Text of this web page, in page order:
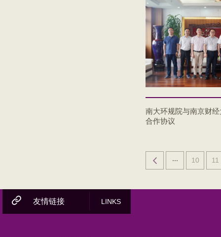
南大环规院与南京财
合作协议
10 11
友情链接 LINKS